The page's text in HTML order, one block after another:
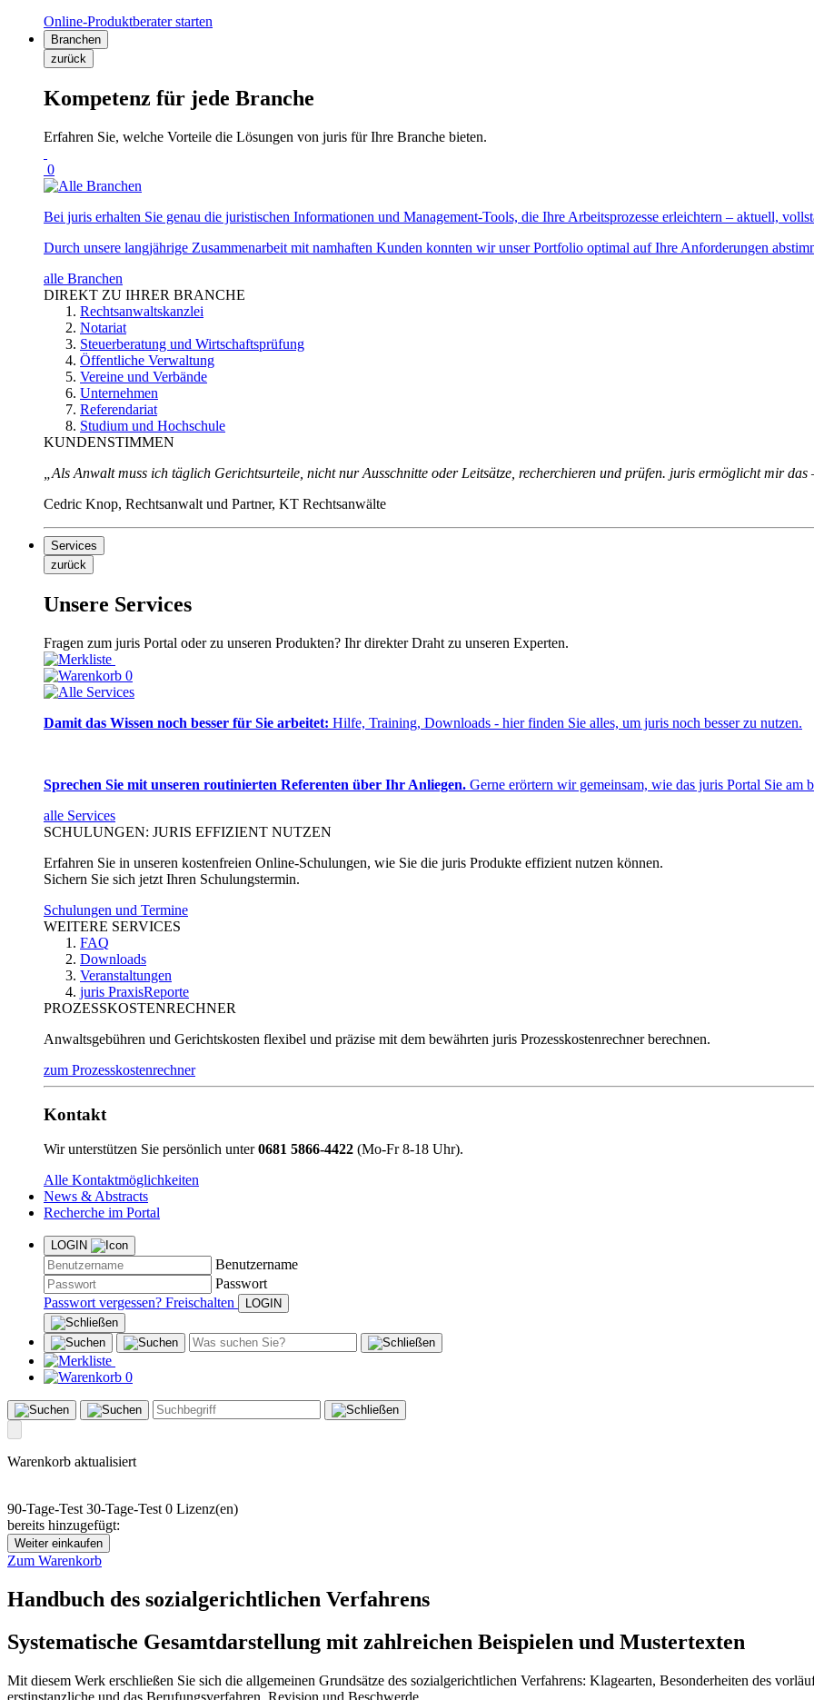
Online-Produktberater starten
Branchen
zurück
Kompetenz für jede Branche
Erfahren Sie, welche Vorteile die Lösungen von juris für Ihre Branche bieten.
0
Bei juris erhalten Sie genau die juristischen Informationen und Management-Tools, die Ihre Arbeitsprozesse erleichtern – aktuell,
Durch unsere langjährige Zusammenarbeit mit namhaften Kunden konnten wir unser Portfolio optimal auf Ihre Anforderungen
alle Branchen
DIREKT ZU IHRER BRANCHE
Rechtsanwaltskanzlei
Notariat
Steuerberatung und Wirtschaftsprüfung
Öffentliche Verwaltung
Vereine und Verbände
Unternehmen
Referendariat
Studium und Hochschule
KUNDENSTIMMEN
„Als Anwalt muss ich täglich Gerichtsurteile, nicht nur Ausschnitte oder Leitsätze, recherchieren und prüfen. juris ermöglicht mir
Cedric Knop, Rechtsanwalt und Partner, KT Rechtsanwälte
Services
zurück
Unsere Services
Fragen zum juris Portal oder zu unseren Produkten? Ihr direkter Draht zu unseren Experten.
0
Damit das Wissen noch besser für Sie arbeitet: Hilfe, Training, Downloads - hier finden Sie alles, um juris noch besser zu nutzen.
Sprechen Sie mit unseren routinierten Referenten über Ihr Anliegen. Gerne erörtern wir gemeinsam, wie das juris Portal Sie am
alle Services
SCHULUNGEN: JURIS EFFIZIENT NUTZEN
Erfahren Sie in unseren kostenfreien Online-Schulungen, wie Sie die juris Produkte effizient nutzen können.
Sichern Sie sich jetzt Ihren Schulungstermin.
Schulungen und Termine
WEITERE SERVICES
FAQ
Downloads
Veranstaltungen
juris PraxisReporte
PROZESSKOSTENRECHNER
Anwaltsgebühren und Gerichtskosten flexibel und präzise mit dem bewährten juris Prozesskostenrechner berechnen.
zum Prozesskostenrechner
Kontakt
Wir unterstützen Sie persönlich unter0681 5866-4422 (Mo-Fr 8-18 Uhr).
Alle Kontaktmöglichkeiten
News & Abstracts
Recherche im Portal
LOGIN
Benutzername
Passwort
Passwort vergessen? Freischalten
0
Warenkorb aktualisiert
90-Tage-Test 30-Tage-Test 0 Lizenz(en)
bereits hinzugefügt:
Weiter einkaufen
Zum Warenkorb
Handbuch des sozialgerichtlichen Verfahrens
Systematische Gesamtdarstellung mit zahlreichen Beispielen und Mustertexten
Mit diesem Werk erschließen Sie sich die allgemeinen Grundsätze des sozialgerichtlichen Verfahrens: Klagearten, Besonderheiten des
erstinstanzliche und das Berufungsverfahren, Revision und Beschwerde.